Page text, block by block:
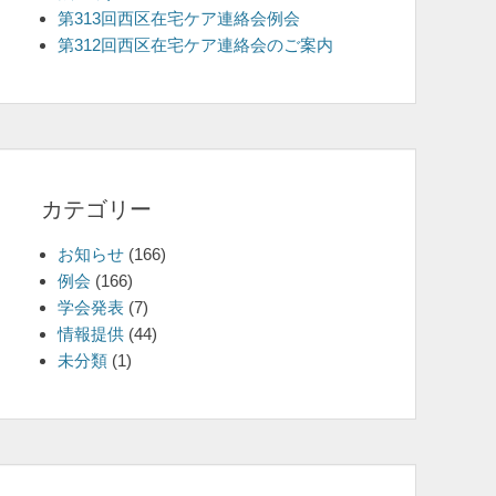
示
第313回西区在宅ケア連絡会例会
第312回西区在宅ケア連絡会のご案内
カテゴリー
お知らせ (166)
例会 (166)
学会発表 (7)
情報提供 (44)
未分類 (1)